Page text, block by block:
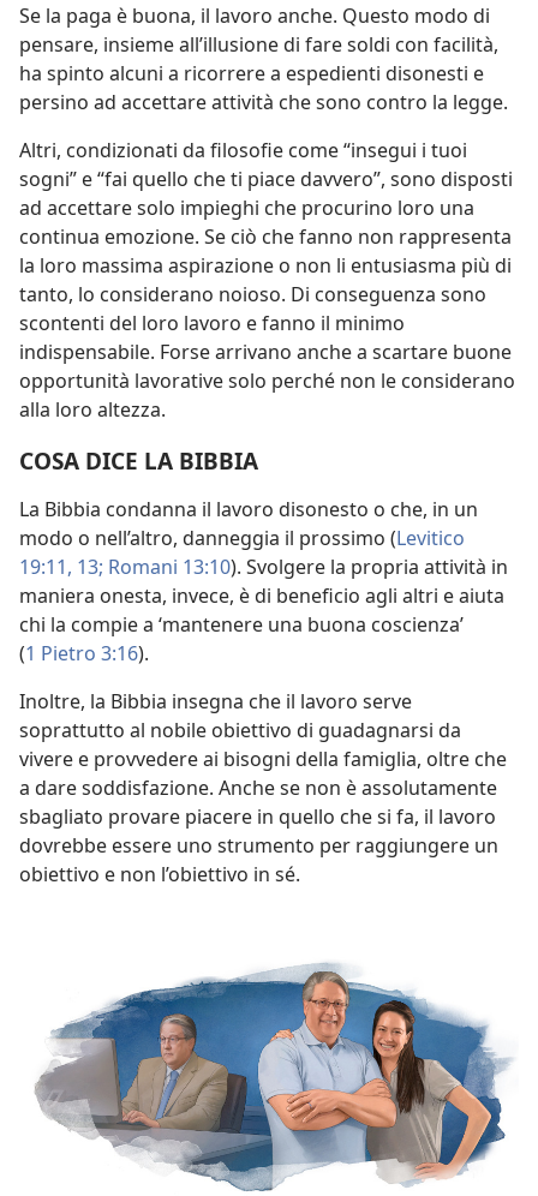
Se la paga è buona, il lavoro anche. Questo modo di
pensare, insieme all’illusione di fare soldi con facilità,
ha spinto alcuni a ricorrere a espedienti disonesti e
persino ad accettare attività che sono contro la legge.
Altri, condizionati da filosofie come “insegui i tuoi
sogni” e “fai quello che ti piace davvero”, sono disposti
ad accettare solo impieghi che procurino loro una
continua emozione. Se ciò che fanno non rappresenta
la loro massima aspirazione o non li entusiasma più di
tanto, lo considerano noioso. Di conseguenza sono
scontenti del loro lavoro e fanno il minimo
indispensabile. Forse arrivano anche a scartare buone
opportunità lavorative solo perché non le considerano
alla loro altezza.
COSA DICE LA BIBBIA
La Bibbia condanna il lavoro disonesto o che, in un
modo o nell’altro, danneggia il prossimo (Levitico
19:11, 13; Romani 13:10). Svolgere la propria attività in
maniera onesta, invece, è di beneficio agli altri e aiuta
chi la compie a ‘mantenere una buona coscienza’
(1 Pietro 3:16).
Inoltre, la Bibbia insegna che il lavoro serve
soprattutto al nobile obiettivo di guadagnarsi da
vivere e provvedere ai bisogni della famiglia, oltre che
a dare soddisfazione. Anche se non è assolutamente
sbagliato provare piacere in quello che si fa, il lavoro
dovrebbe essere uno strumento per raggiungere un
obiettivo e non l’obiettivo in sé.